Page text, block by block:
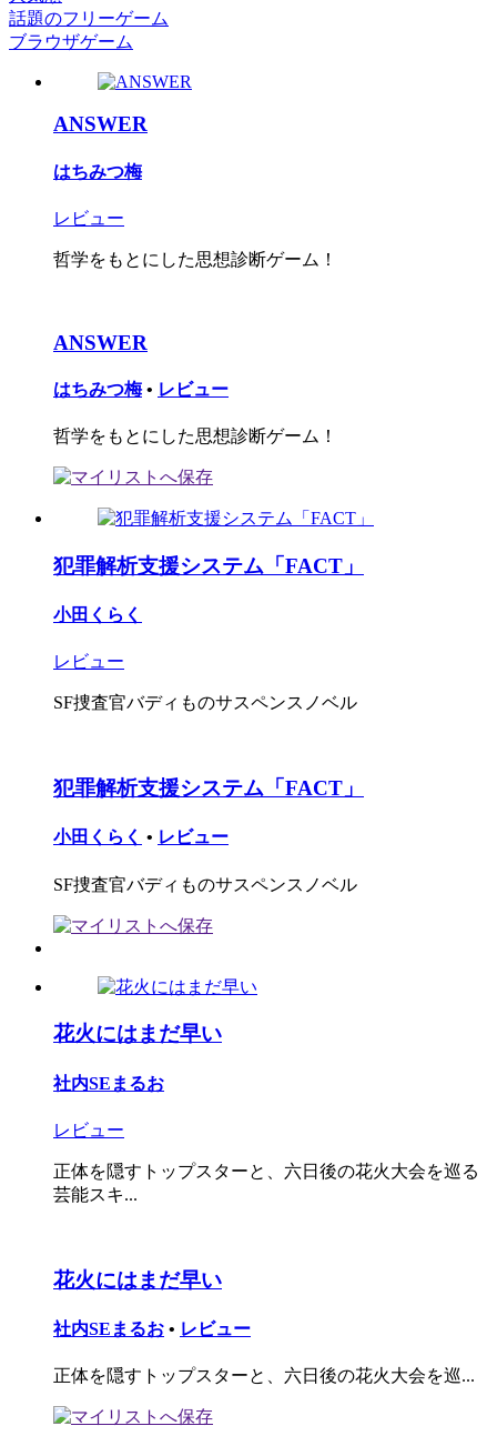
話題のフリーゲーム
ブラウザゲーム
ANSWER
はちみつ梅
レビュー
哲学をもとにした思想診断ゲーム！
ANSWER
はちみつ梅 • レビュー
哲学をもとにした思想診断ゲーム！
犯罪解析支援システム「FACT」
小田くらく
レビュー
SF捜査官バディものサスペンスノベル
犯罪解析支援システム「FACT」
小田くらく • レビュー
SF捜査官バディものサスペンスノベル
花火にはまだ早い
社内SEまるお
レビュー
正体を隠すトップスターと、六日後の花火大会を巡る
芸能スキ...
花火にはまだ早い
社内SEまるお • レビュー
正体を隠すトップスターと、六日後の花火大会を巡...